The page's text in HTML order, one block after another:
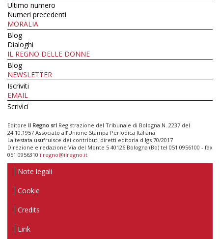
Ultimo numero
Numeri precedenti
MORALIA
Blog
Dialoghi
IL REGNO DELLE DONNE
Blog
NEWSLETTER
Iscriviti
EMAIL
Scrivici
Editore Il Regno srl Registrazione del Tribunale di Bologna N. 2237 del
24.10.1957 Associato all’Unione Stampa Periodica Italiana
La testata usufruisce dei contributi diretti editoria d.lgs 70/2017
Direzione e redazione Via del Monte 5 40126 Bologna (Bo) tel 051 0956100 - fax
051 0956310 ilregno@ilregno.it
Note legali
Cookie
Credits
Link